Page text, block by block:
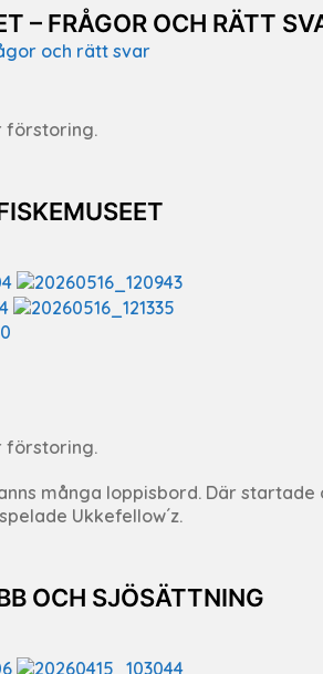
– FRÅGOR OCH RÄTT
förstoring.
förstoring.
många loppisbord. Där
Ukkefellow´z.
OCH SJÖSÄTTNING